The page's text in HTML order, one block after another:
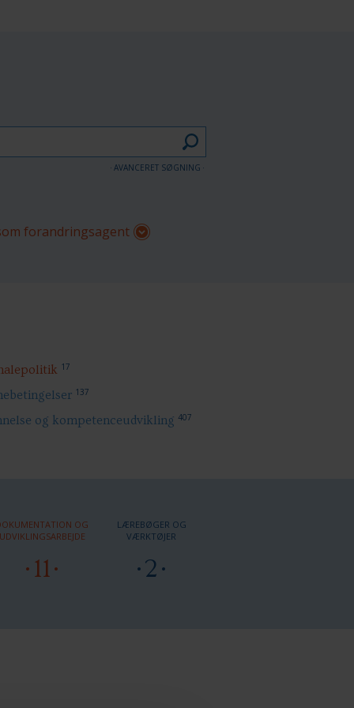
AVANCERET SØGNING
forandringsagent
17
137
og kompetenceudvikling 407
OG
UDVIKLINGSARBEJDE
11
LÆREBØGER OG
VÆRKTØJER
2